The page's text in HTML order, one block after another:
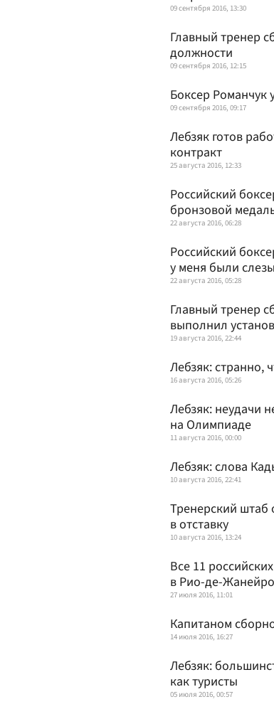
09 сентября 2016, 13:30
Главный тренер
должности
09 сентября 2016, 12:15
Боксер Романчук
09 сентября 2016, 09:17
Лебзяк готов
контракт
25 августа 2016, 12:33
Российский
бронзовой
22 августа 2016, 06:28
Российский
у меня были
22 августа 2016, 05:28
Главный тренер
выполнил
19 августа 2016, 22:44
Лебзяк: странно,
16 августа 2016, 05:26
Лебзяк: неудачи
на Олимпиаде
11 августа 2016, 00:00
Лебзяк: слова
10 августа 2016, 22:41
Тренерский штаб
в отставку
10 августа 2016, 13:24
Все 11
в Рио-де-Жанейро
27 июля 2016, 11:01
Капитаном
14 июля 2016, 16:27
Лебзяк:
как туристы
05 июля 2016, 00:57